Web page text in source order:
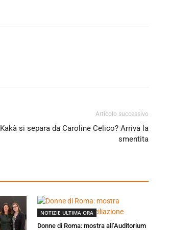
Articolo successivo
Kakà si separa da Caroline Celico? Arriva la
smentita
NOTIZIE ULTIMA ORA
Donne di Roma: mostra all’Auditorium